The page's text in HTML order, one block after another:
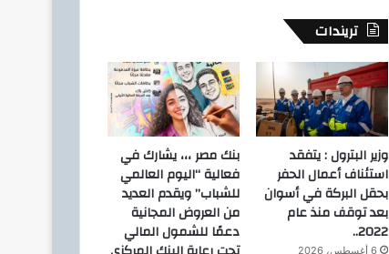
تريندات
وزير البترول : يتفقد
استئناف أعمال الحفر
بحقل البركة في أسوان
بعد توقف منذ عام
2022..
6 أغسطس، 2026
بنك مصر ،،، يشارك في
فعالية “اليوم العالمي
للشباب” ويقدم العديد
من العروض المجانية
دعمًا للشمول المالي